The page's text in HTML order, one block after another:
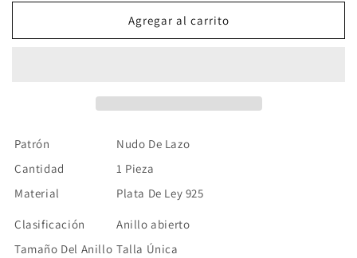
para
Moño
para
Anillo
Moño
Agregar al carrito
Patrón
Nudo De Lazo
Cantidad
1 Pieza
Material
Plata De Ley 925
Clasificación
Anillo abierto
Tamaño Del Anillo Talla Única